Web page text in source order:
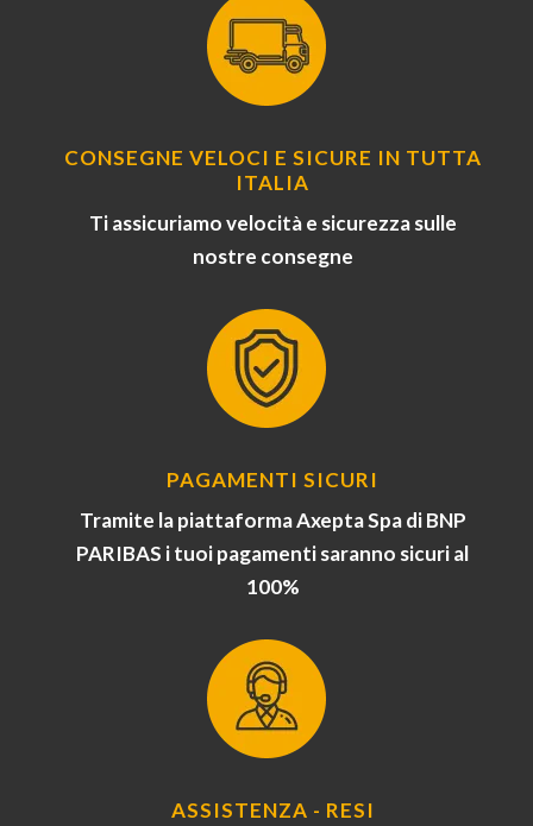
CONSEGNE VELOCI E SICURE IN TUTTA
ITALIA
Ti assicuriamo velocità e sicurezza sulle
nostre consegne
PAGAMENTI SICURI
Tramite la piattaforma Axepta Spa di BNP
PARIBAS i tuoi pagamenti saranno sicuri al
100%
ASSISTENZA - RESI